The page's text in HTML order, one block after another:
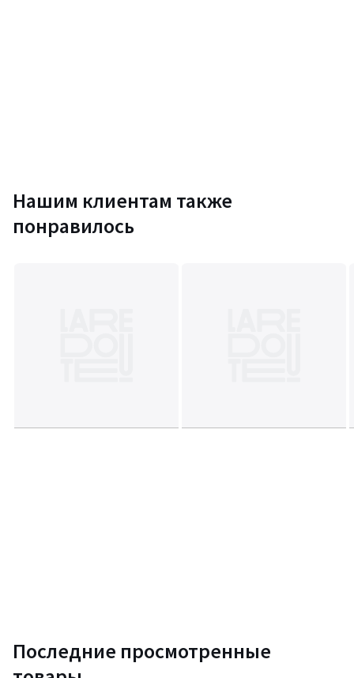
Нашим клиентам также
понравилось
Последние просмотренные